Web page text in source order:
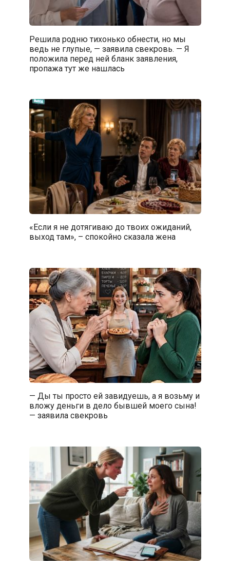
Решила родню тихонько обнести, но мы
ведь не глупые, — заявила свекровь. — Я
положила перед ней бланк заявления,
пропажа тут же нашлась
«Если я не дотягиваю до твоих ожиданий,
выход там», – спокойно сказала жена
— Ды ты просто ей завидуешь, а я возьму и
вложу деньги в дело бывшей моего сына!
— заявила свекровь